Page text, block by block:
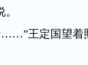
王定国望着